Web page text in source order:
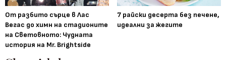
От разбито сърце в Лас
Вегас до химн на стадионите
на Световното: Чудната
история на Mr. Brightside
7 райски десерта без печене,
идеални за жегите